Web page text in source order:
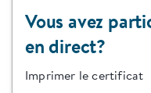
Vous avez
en direct?
Imprimer le certificat